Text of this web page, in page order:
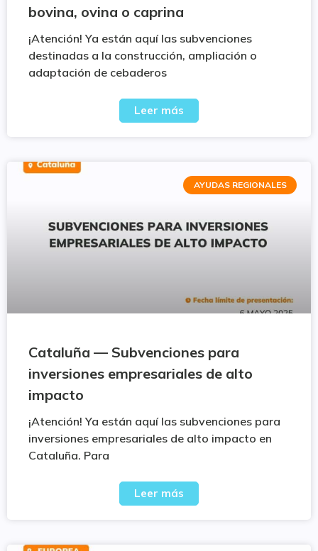
bovina, ovina o caprina
¡Atención! Ya están aquí las subvenciones
destinadas a la construcción, ampliación o
adaptación de cebaderos
Leer más
AYUDAS REGIONALES
Cataluña — Subvenciones para
inversiones empresariales de alto
impacto
¡Atención! Ya están aquí las subvenciones para
inversiones empresariales de alto impacto en
Cataluña. Para
Leer más